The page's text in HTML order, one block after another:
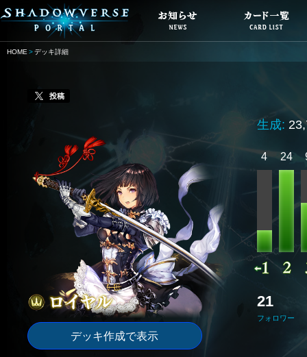
HOME デッキ詳細
投稿
デッキ作成で表示
生成:
4 24
21
フォロワー